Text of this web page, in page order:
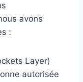
avons
:
Layer)
autorisée